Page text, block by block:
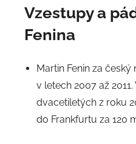
Vzestupy a
Fenina
Martin Fenin za
v letech 2007 až
dvacetiletých z roku
do Frankfurtu za 120